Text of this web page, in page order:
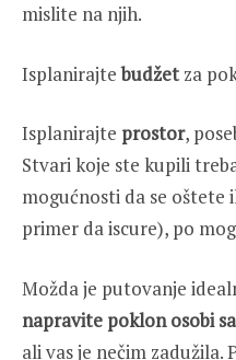
mislite na njih.
Isplanirajtebudžetza
Isplanirajte prostor,
Stvari koje ste kupili
mogućnosti da se
primer da iscure), po
Možda je putovanje
napravite poklon osobi
ali vas je nečim zadužila.